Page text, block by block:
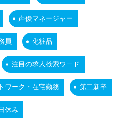
声優マネージャー
員 化粧品
注目の求人検索ワード
ワーク・在宅勤務 第二新卒
休み